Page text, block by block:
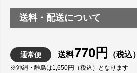
送料・配送について
通常便 送料770円 （税込）
※沖縄・離島は1,650円（税込）となります